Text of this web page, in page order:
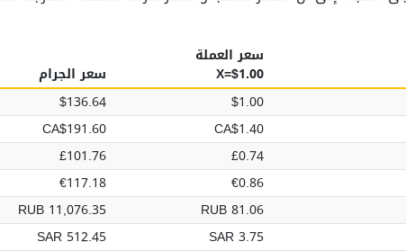
سعر العملة
$1.00=X سعر الجرام
$1.00
$136.64
CA$1.40
CA$191.60
£0.74
£101.76
€0.86
€117.18
RUB 81.06
RUB 11,076.35
SAR 3.75
SAR 512.45